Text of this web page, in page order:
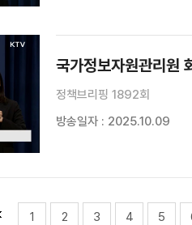
국가정보자원관리원
정책브리핑 1892회
방송일자 : 2025.10.09
1 2 3 4 5